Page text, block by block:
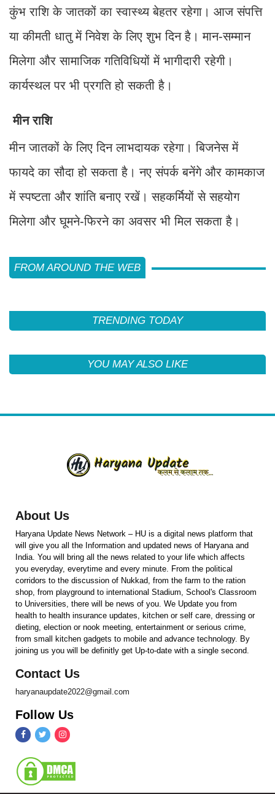
कुंभ राशि के जातकों का स्वास्थ्य बेहतर रहेगा। आज संपत्ति
या कीमती धातु में निवेश के लिए शुभ दिन है। मान-सम्मान
मिलेगा और सामाजिक गतिविधियों में भागीदारी रहेगी।
कार्यस्थल पर भी प्रगति हो सकती है।
मीन राशि
मीन जातकों के लिए दिन लाभदायक रहेगा। बिजनेस में
फायदे का सौदा हो सकता है। नए संपर्क बनेंगे और कामकाज
में स्पष्टता और शांति बनाए रखें। सहकर्मियों से सहयोग
मिलेगा और घूमने-फिरने का अवसर भी मिल सकता है।
FROM AROUND THE WEB
TRENDING TODAY
YOU MAY ALSO LIKE
About Us
Haryana Update News Network – HU is a digital news platform that
will give you all the Information and updated news of Haryana and
India. You will bring all the news related to your life which affects
you everyday, everytime and every minute. From the political
corridors to the discussion of Nukkad, from the farm to the ration
shop, from playground to international Stadium, School's Classroom
to Universities, there will be news of you. We Update you from
health to health insurance updates, kitchen or self care, dressing or
dieting, election or nook meeting, entertainment or serious crime,
from small kitchen gadgets to mobile and advance technology. By
joining us you will be definitly get Up-to-date with a single second.
Contact Us
haryanaupdate2022@gmail.com
Follow Us